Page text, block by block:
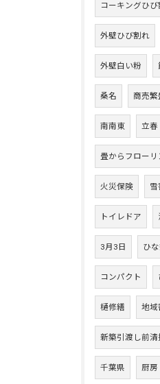
コーキングひび
外壁ひび割れ
外壁白い粉
桑名 商売繁
南南東 立春
畳からフローリ
火災保険 雪
トイレドア
3月3日 ひ
コンパクト
樋修繕 地域
新築引渡し前清
千葉県 厨房